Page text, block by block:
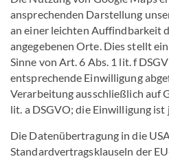
ansprechenden Darstellung
an einer leichten Auffindbarkeit
angegebenen Orte. Dies stellt
Sinne von Art. 6 Abs. 1 lit. f
entsprechende Einwilligung
Verarbeitung ausschließlich auf
lit. a DSGVO; die Einwilligung
Die Datenübertragung in die
Standardvertragsklauseln der